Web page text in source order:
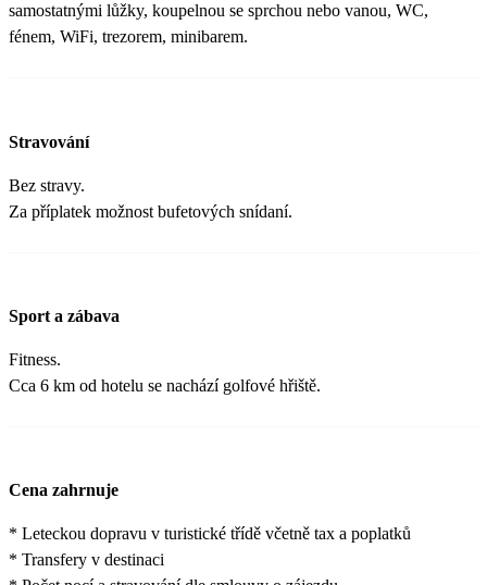
samostatnými lůžky, koupelnou se sprchou nebo vanou, WC,
fénem, WiFi, trezorem, minibarem.
Stravování
Bez stravy.
Za příplatek možnost bufetových snídaní.
Sport a zábava
Fitness.
Cca 6 km od hotelu se nachází golfové hřiště.
Cena zahrnuje
* Leteckou dopravu v turistické třídě včetně tax a poplatků
* Transfery v destinaci